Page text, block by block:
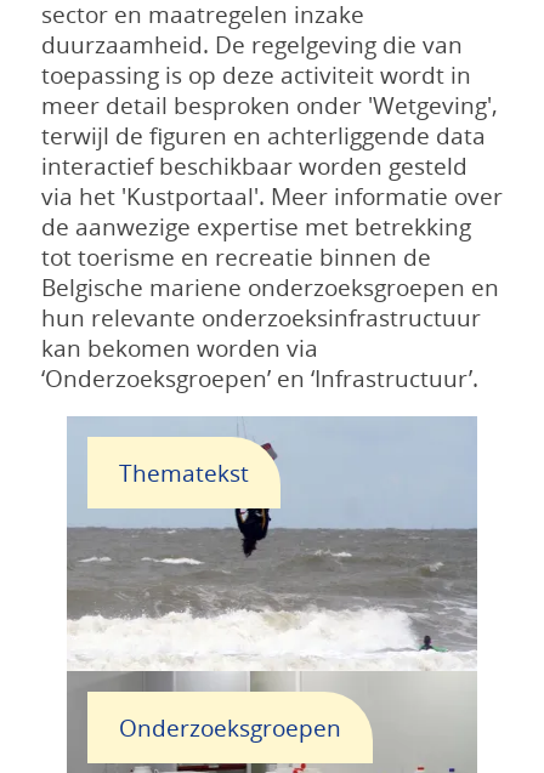
sector en maatregelen inzake
duurzaamheid. De regelgeving die van
toepassing is op deze activiteit wordt in
meer detail besproken onder 'Wetgeving',
terwijl de figuren en achterliggende data
interactief beschikbaar worden gesteld
via het 'Kustportaal'. Meer informatie over
de aanwezige expertise met betrekking
tot toerisme en recreatie binnen de
Belgische mariene onderzoeksgroepen en
hun relevante onderzoeksinfrastructuur
kan bekomen worden via
‘Onderzoeksgroepen’ en ‘Infrastructuur’.
Thematekst
Onderzoeksgroepen